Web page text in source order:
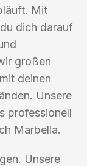
Mit
dich darauf
großen
deinen
Unsere
professionell
Marbella.
Unsere